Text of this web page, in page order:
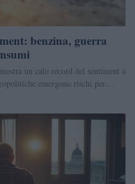
benzina, guerra
un calo record del sentiment a
emergono rischi per…